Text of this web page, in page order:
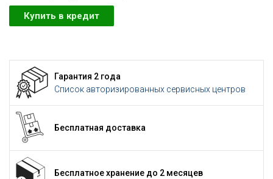
Купить в кредит
Гарантия 2 года
Список авторизированных сервисных центров
Бесплатная доставка
Бесплатное хранение до 2 месяцев